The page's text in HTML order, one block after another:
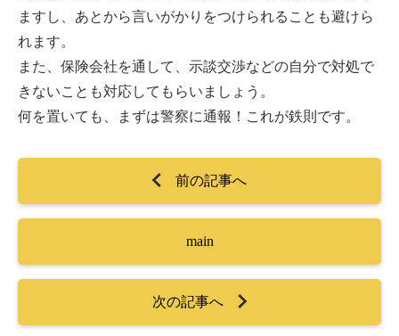
ますし、あとから言いがかりをつけられることも避けら
れます。
また、保険会社を通して、示談交渉などの自分で対処で
きないことも対応してもらいましょう。
何を置いても、まずは警察に通報！これが鉄則です。
前の記事へ
main
次の記事へ